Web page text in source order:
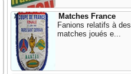
Matches France
Fanions relatifs à des
matches joués e...